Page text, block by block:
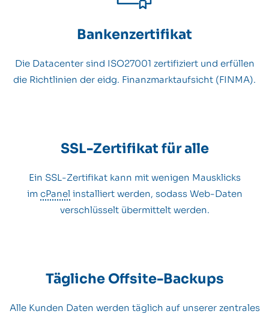
Bankenzertifikat
Die Datacenter sind ISO27001 zertifiziert und erfüllen
die Richtlinien der eidg. Finanzmarktaufsicht (FINMA).
SSL-Zertifikat für alle
Ein SSL-Zertifikat kann mit wenigen Mausklicks
im cPanel installiert werden, sodass Web-Daten
verschlüsselt übermittelt werden.
Tägliche Offsite-Backups
Alle Kunden Daten werden täglich auf unserer zentrales